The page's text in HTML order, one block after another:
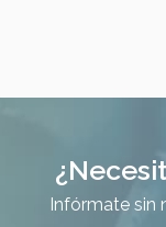
Infórmate sin